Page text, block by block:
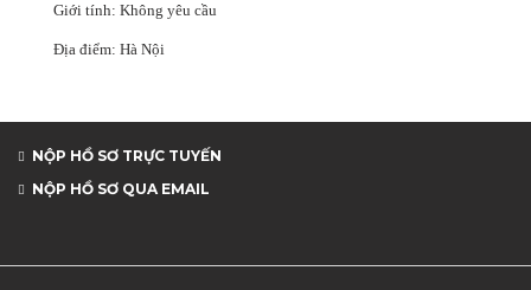
Giới tính: Không yêu cầu
Địa điểm: Hà Nội
NỘP HỒ SƠ TRỰC TUYẾN
NỘP HỒ SƠ QUA EMAIL